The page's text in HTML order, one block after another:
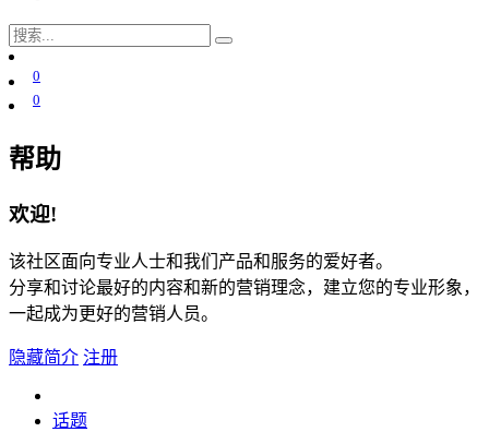
0
0
帮助
欢迎!
该社区面向专业人士和我们产品和服务的爱好者。
分享和讨论最好的内容和新的营销理念，建立您的专业形象，
一起成为更好的营销人员。
隐藏简介 注册
话题